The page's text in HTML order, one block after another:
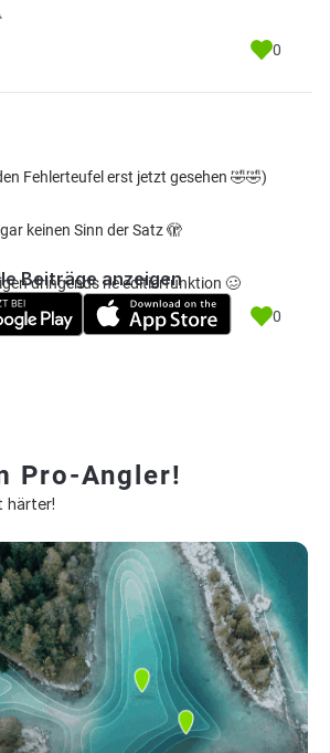
0
Fehlerteufel erst jetzt gesehen 🤣🤣)
keinen Sinn der Satz 🫣
dringends ne editierfunktion 🥴
0
Beiträge anzeigen
Pro-Angler!
härter!